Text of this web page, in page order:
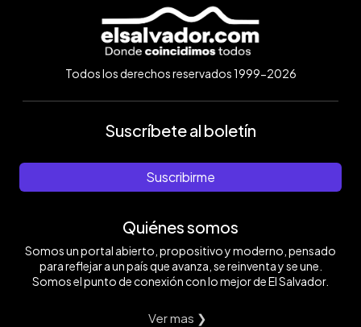
Todos los derechos reservados 1999-2026
Suscríbete al boletín
Suscribirme
Quiénes somos
Somos un portal abierto, propositivo y moderno, pensado
para reflejar a un país que avanza, se reinventa y se une.
Somos el punto de conexión con lo mejor de El Salvador.
Ver mas ❯